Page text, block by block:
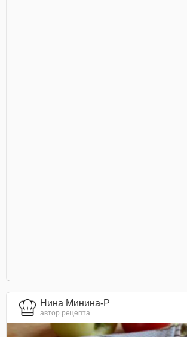
Нина Минина-Р
автор рецепта